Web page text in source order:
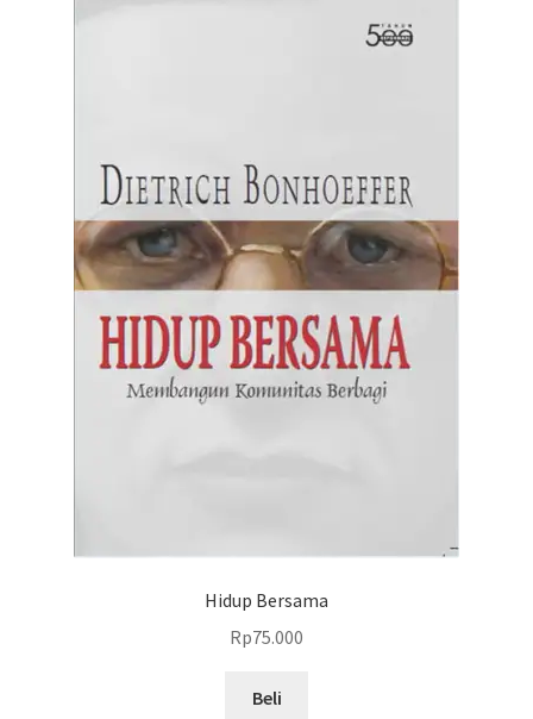
Hidup Bersama
Rp75.000
Beli